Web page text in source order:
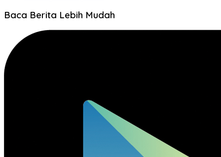
Baca Berita Lebih Mudah